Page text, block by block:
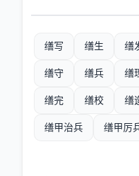
缮写 缮生 缮
缮守 缮兵 缮
缮完 缮校 缮
缮甲治兵 缮甲厉